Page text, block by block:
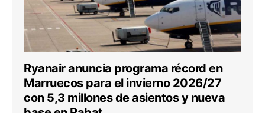
Ryanair anuncia programa récord en
Marruecos para el invierno 2026/27
con 5,3 millones de asientos y nueva